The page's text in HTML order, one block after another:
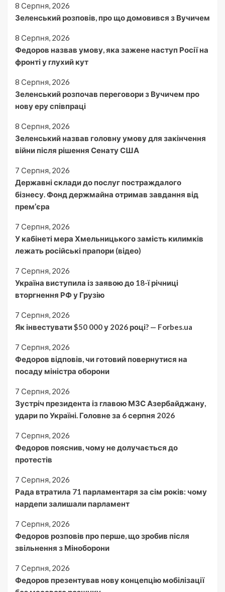
8 Серпня, 2026
Зеленський розповів, про що домовився з Вучичем
8 Серпня, 2026
Федоров назвав умову, яка зажене наступ Росії на
фронті у глухий кут
8 Серпня, 2026
Зеленський розпочав переговори з Вучичем про
нову еру співпраці
8 Серпня, 2026
Зеленський назвав головну умову для закінчення
війни після рішення Сенату США
7 Серпня, 2026
Державні склади до послуг постраждалого
бізнесу. Фонд держмайна отримав завдання від
прем’єра
7 Серпня, 2026
У кабінеті мера Хмельницького замість килимків
лежать російські прапори (відео)
7 Серпня, 2026
Україна виступила із заявою до 18-ї річниці
вторгнення РФ у Грузію
7 Серпня, 2026
Як інвестувати $50 000 у 2026 році? — Forbes.ua
7 Серпня, 2026
Федоров відповів, чи готовий повернутися на
посаду міністра оборони
7 Серпня, 2026
Зустріч президента із главою МЗС Азербайджану,
удари по Україні. Головне за 6 серпня 2026
7 Серпня, 2026
Федоров пояснив, чому не долучається до
протестів
7 Серпня, 2026
Рада втратила 71 парламентаря за сім років: чому
нардепи залишали парламент
7 Серпня, 2026
Федоров розповів про перше, що зробив після
звільнення з Міноборони
7 Серпня, 2026
Федоров презентував нову концепцію мобілізації